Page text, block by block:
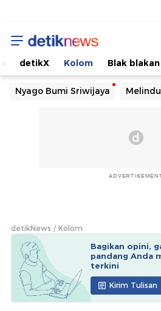
detikX Kolom Blak blakan
Nyago Bumi Sriwijaya
detikNews Kolom
Bagikan opini,
pandang Anda
terkini
Kirim Tulisan